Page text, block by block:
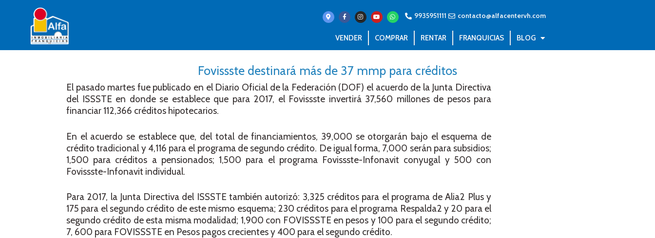
9935951111 contacto@alfacentervh.com
VENDER COMPRAR RENTAR FRANQUICIAS BLOG
Fovissste destinará más de 37 mmp para créditos
El pasado martes fue publicado en el Diario Oficial de la Federación (DOF) el acuerdo de la Junta Directiva
del ISSSTE en donde se establece que para 2017, el Fovissste invertirá 37,560 millones de pesos para
financiar 112,366 créditos hipotecarios.
En el acuerdo se establece que, del total de financiamientos, 39,000 se otorgarán bajo el esquema de
crédito tradicional y 4,116 para el programa de segundo crédito. De igual forma, 7,000 serán para subsidios;
1,500 para créditos a pensionados; 1,500 para el programa Fovissste-Infonavit conyugal y 500 con
Fovissste-Infonavit individual.
Para 2017, la Junta Directiva del ISSSTE también autorizó: 3,325 créditos para el programa de Alia2 Plus y
175 para el segundo crédito de este mismo esquema; 230 créditos para el programa Respalda2 y 20 para el
segundo crédito de esta misma modalidad; 1,900 con FOVISSSTE en pesos y 100 para el segundo crédito;
7, 600 para FOVISSSTE en Pesos pagos crecientes y 400 para el segundo crédito.